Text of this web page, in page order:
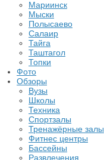
Мариинск
Мыски
Полысаево
Салаир
Тайга
Таштагол
Топки
Фото
Обзоры
Вузы
Школы
Техника
Спортзалы
Тренажёрные залы
Фитнес центры
Бассейны
Развлечения